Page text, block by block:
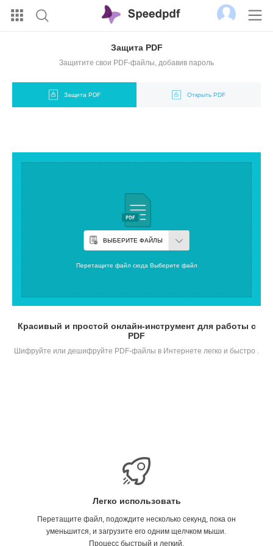
Защита PDF
Защитите свои PDF-файлы, добавив пароль
Защита PDF Открыть PDF
ВЫБЕРИТЕ ФАЙЛЫ
Перетащите файл сюда Выберите файл
Красивый и простой онлайн-инструмент для работы с
PDF
Шифруйте или дешифруйте PDF-файлы в Интернете легко и быстро .
Легко использовать
Перетащите файл, подождите несколько секунд, пока он
уменьшится, и загрузите его одним щелчком мыши.
Процесс быстрый и легкий.